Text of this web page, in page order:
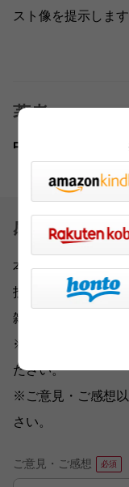
スト像を提示します
著者
中野 和朗
感想を送る
本書をお読みにな
投稿されたお客様
雑誌広告などに掲
※いただいた内容
ださい。
※ご意見・ご感想以
さい。
ご意見・ご感想